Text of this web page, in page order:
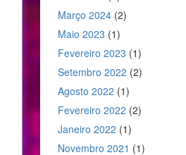
Março 2024 (2)
Maio 2023 (1)
Fevereiro 2023 (1)
Setembro 2022 (2)
Agosto 2022 (1)
Fevereiro 2022 (2)
Janeiro 2022 (1)
Novembro 2021 (1)